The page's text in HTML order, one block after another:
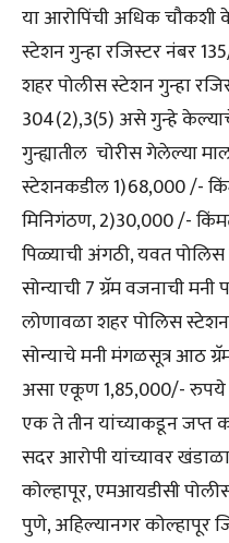
या आरोपिंची अधिक चौकशी
स्टेशन गुन्हा रजिस्टर नंबर
शहर पोलीस स्टेशन गुन्हा
304(2),3(5) असे गुन्हे
गुन्ह्यातील चोरीस गेलेल्या
स्टेशनकडील 1)68,000 /-
मिनिगंठण, 2)30,000 /-
पिळ्याची अंगठी, यवत
सोन्याची 7 ग्रॅम वजनाची
लोणावळा शहर पोलिस
सोन्याचे मनी मंगळसूत्र आठ
असा एकूण 1,85,000/- रुपये
एक ते तीन यांच्याकडून जप्त
सदर आरोपी यांच्यावर
कोल्हापूर, एमआयडीसी
पुणे, अहिल्यानगर कोल्हापूर